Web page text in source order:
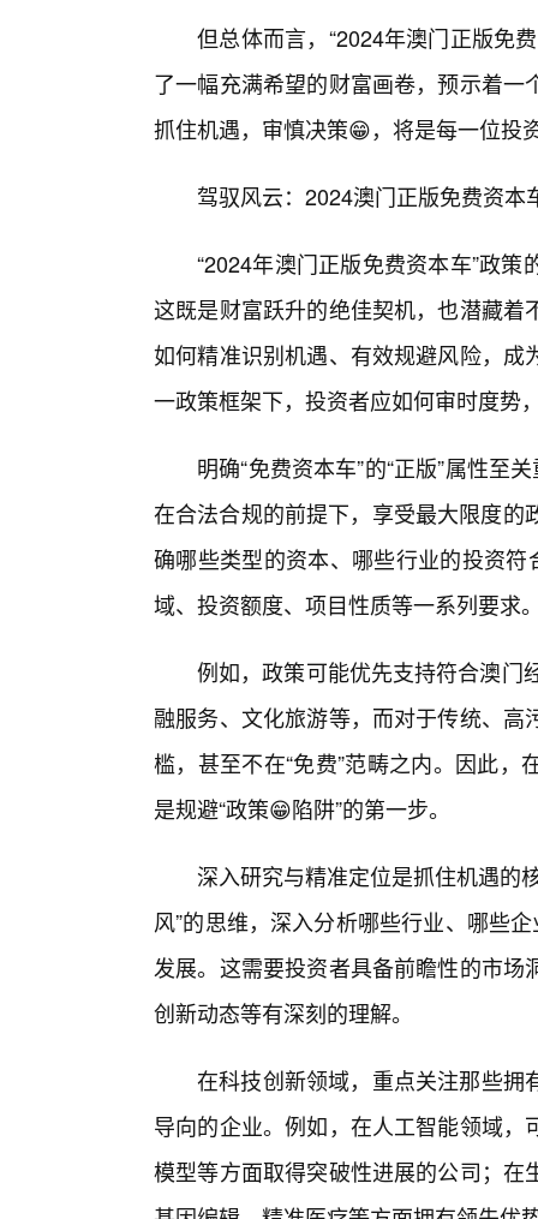
但总体而言，“2024年澳门正版免
了一幅充满希望的财富画卷，预示着
抓住机遇，审慎决策😁，将是每一位投
驾驭风云：2024澳门正版免费资
“2024年澳门正版免费资本车”政
这既是财富跃升的绝佳契机，也潜藏
如何精准识别机遇、有效规避风险，
一政策框架下，投资者应如何审时度势
明确“免费资本车”的“正版”属性至
在合法合规的前提下，享受最大限度
确哪些类型的资本、哪些行业的投资
域、投资额度、项目性质等一系列要求
例如，政策可能优先支持符合澳门
融服务、文化旅游等，而对于传统、
槛，甚至不在“免费”范畴之内。因此
是规避“政策😁陷阱”的第一步。
深入研究与精准定位是抓住机遇的
风”的思维，深入分析哪些行业、哪些
发展。这需要投资者具备前瞻性的市
创新动态等有深刻的理解。
在科技创新领域，重点关注那些拥
导向的企业。例如，在人工智能领域
模型等方面取得突破性进展的公司；